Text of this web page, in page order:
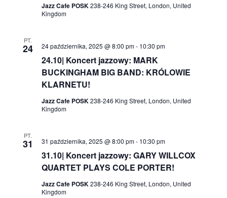
Jazz Cafe POSK238-246 King Street, London, United
Kingdom
PT.
24
24.10| Koncert jazzowy: MARK
BUCKINGHAM BIG BAND: KRÓLOWIE
KLARNETU!
24 października, 2025 @ 8:00 pm- 10:30 pm
Jazz Cafe POSK238-246 King Street, London, United
Kingdom
PT.
31
31.10| Koncert jazzowy: GARY WILLCOX
QUARTET PLAYS COLE PORTER!
31 października, 2025 @ 8:00 pm- 10:30 pm
Jazz Cafe POSK238-246 King Street, London, United
Kingdom